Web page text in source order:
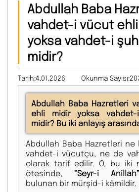
Abdullah Baba
vahdet-i vücut
yoksa vahdet-i
midir?
Tarih:4.01.2026 Okunma
Abdullah Baba Hazretleri
ehli midir yoksa
midir? Bu iki anlayış
Abdullah Baba Hazretleri ne
vahdet-i vücutçu, ne de
olarak tarif edilir. O, bu iki
ötesinde, “Seyr-i Anillah”
bulunan bir mürşid-i kâmildir.